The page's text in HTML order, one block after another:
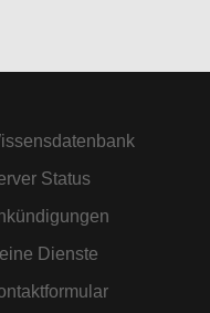
Status
Dienste